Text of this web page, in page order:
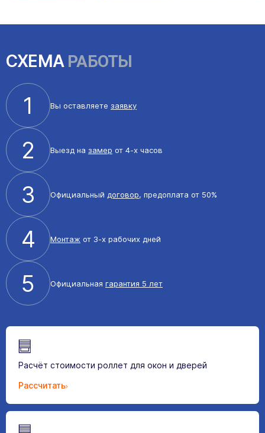
СХЕМАРАБОТЫ
1 Вы оставляете заявку
2 Выезд на замер от 4-х часов
3 Официальный договор, предоплата от 50%
4 Монтаж от 3-х рабочих дней
5 Официальная гарантия 5 лет
Расчёт стоимости роллет для окон и дверей
Рассчитать